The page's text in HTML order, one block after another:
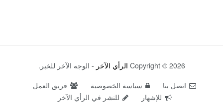
Copyright © 2026 الرأي الآخر - الوجه الآخر للخبر.
اتصل بنا
سياسة الخصوصية
فريق العمل
للإشهار
للنشر في الرأي الآخر